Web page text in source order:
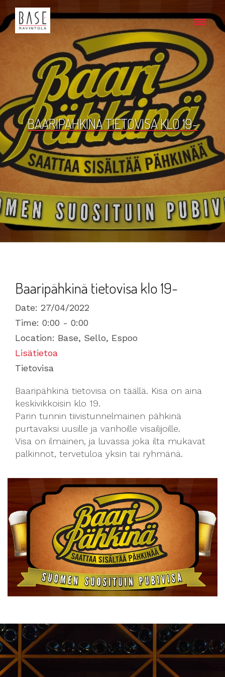
BAARIPÄHKINÄ TIETOVISA KLO 19-
Baaripähkinä tietovisa klo 19-
Date: 27/04/2022
Time: 0:00 - 0:00
Location: Base, Sello, Espoo
Lisätietoa
Tietovisa
Baaripähkinä tietovisa on täällä. Kisa on aina
keskivikkoisin klo 19.
Parin tunnin tiivistunnelmainen pähkinä
purtavaksi uusille ja vanhoille visailijoille.
Visa on ilmainen, ja luvassa joka ilta mukavat
palkinnot, tervetuloa yksin tai ryhmänä.